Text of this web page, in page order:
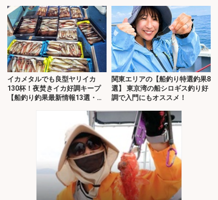
イカメタルでも良型ヤリイカ
130杯！夜焚きイカ好調キープ
【船釣り釣果最新情報13選・玄
関東エリアの【船釣り特選釣果8
選】 東京湾の船シロギス釣り好
調で入門にもオススメ！